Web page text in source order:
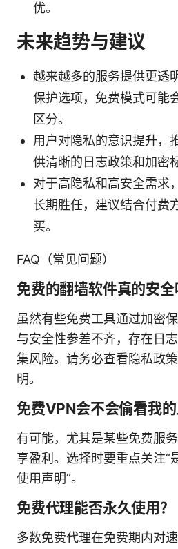
优。
未来趋势与建议
越来越多的服务提供更透
保护选项，免费模式可能
区分。
用户对隐私的意识提升，
供清晰的日志政策和加密
对于高隐私和高安全需求
长期胜任，建议结合付费
买。
FAQ（常见问题）
免费的翻墙软件真的安全
虽然有些免费工具通过加密
与安全性参差不齐，存在日
集风险。请务必查看隐私政
明。
免费VPN会不会偷看我的
有可能，尤其是某些免费服
享盈利。选择时要重点关注“
使用声明”。
免费代理能否永久使用？
多数免费代理在免费期内对